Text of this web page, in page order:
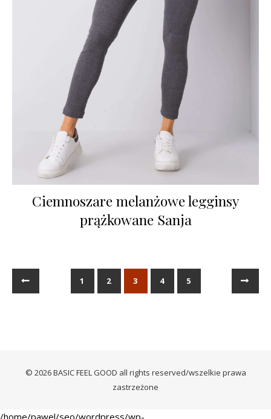
Ciemnoszare melanżowe legginsy
prążkowane Sanja
1 2 3 4 5
© 2026 BASIC FEEL GOOD all rights reserved/wszelkie prawa
zastrzeżone
/home/pawel/seo/wordpress/wp-